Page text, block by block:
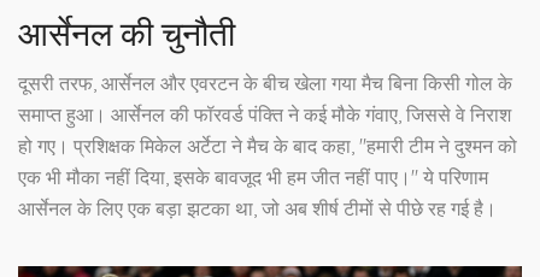
आर्सेनल की चुनौती
दूसरी तरफ, आर्सेनल और एवरटन के बीच खेला गया मैच बिना किसी गोल के
समाप्त हुआ। आर्सेनल की फॉरवर्ड पंक्ति ने कई मौके गंवाए, जिससे वे निराश
हो गए। प्रशिक्षक मिकेल अर्टेटा ने मैच के बाद कहा, "हमारी टीम ने दुश्मन को
एक भी मौका नहीं दिया, इसके बावजूद भी हम जीत नहीं पाए।" ये परिणाम
आर्सेनल के लिए एक बड़ा झटका था, जो अब शीर्ष टीमों से पीछे रह गई है।